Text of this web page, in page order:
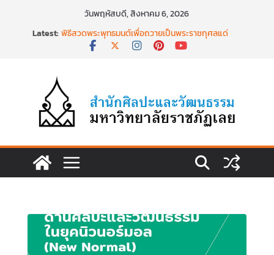
วันพฤหัสบดี, สิงหาคม 6, 2026
Latest: พิธีสวดพระพุทธมนต์เพื่อถวายเป็นพระราชกุศลแด่
สมเด็จพระเจ้าลูกเธอฯ วันที่ ๒๒ มิถุนายน ๒๕๖๙
นำงานวิจัยเรื่องการถ่ายทอดจิตรกรรมฝาผนังวัด
โพธิ์ชัยนาพึงผ่านงานศิลปะภาพพิมพ์ฯ ระหว่างวันที่ 22
– 26 มิถุนายน 2569
เชียงคานเปิดงานยิ่งใหญ่ ฉลองครบรอบ ๑๑๕ ปี
สืบสานวัฒนธรรมประเพณีผ่านศาสตร์พระราชา สู่การ
ท่องเที่ยวยั่งยืน วันที่ ๒๓ มิถุนายน ๒๕๖๙
พิธีบำเพ็ญกุศลสวดพระอภิธรรม เพื่ออุทิศถวายพระ
กุศลแด่ สมเด็จพระเจ้าลูกเธอ เจ้าฟ้าพัชรกิติยาภา นเร